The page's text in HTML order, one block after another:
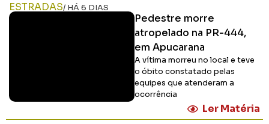
ESTRADAS/ HÁ 6 DIAS
Pedestre morre
atropelado na PR-444,
em Apucarana
A vítima morreu no local e teve
o óbito constatado pelas
equipes que atenderam a
ocorrência
Ler Matéria